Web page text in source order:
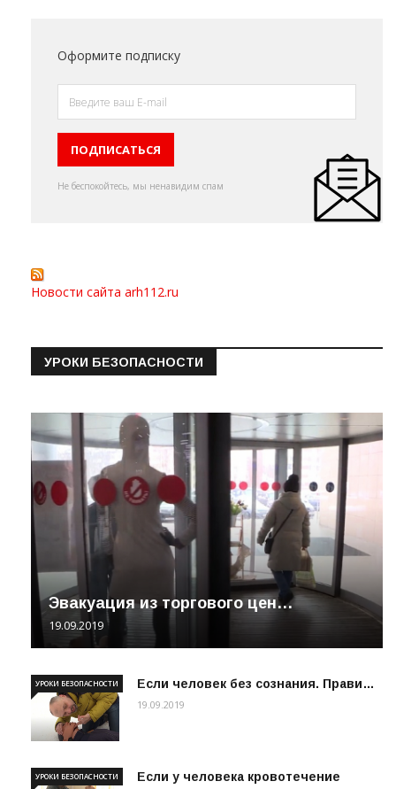
Оформите подписку
Не беспокойтесь, мы ненавидим спам
Новости сайта arh112.ru
УРОКИ БЕЗОПАСНОСТИ
Эвакуация из торгового цен…
19.09.2019
Если человек без сознания. Прави…
УРОКИ БЕЗОПАСНОСТИ
19.09.2019
Если у человека кровотечение
УРОКИ БЕЗОПАСНОСТИ